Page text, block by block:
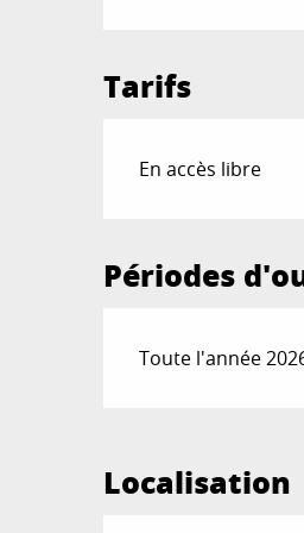
Tarifs
En accès libre
Périodes
Toute l'année
Localisation